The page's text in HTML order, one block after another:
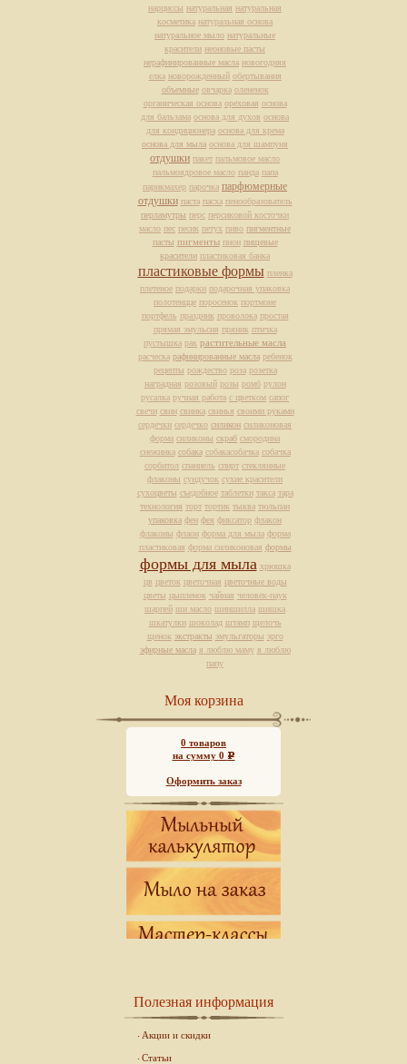
нарциссы натуральная натуральная
косметика натуральная основа
натуральное мыло натуральные
красители неоновые пасты
нерафинированные масла новогодняя
елка новорожденный обертывания
объемные овчарка олененок
органическая основа ореховая основа
для бальзама основа для духов основа
для кондиционера основа для крема
основа для мыла основа для шампуня
отдушки пакет пальмовое масло
пальмоядровое масло панда папа
парикмахер парочка парфюмерные
отдушки паста пасха пенообразователь
перламутры перс персиковой косточки
масло пес песик петух пиво пигментные
пасты пигменты пион пищевые
красители пластиковая банка
пластиковые формы пленка
плетеное подарки подарочная упаковка
полотенцце поросенок портмоне
портфель праздник проволока простая
прямая эмульсия пряник птичка
пустышка рак растительные масла
расческа рафинированные масла ребенок
рецепты рождество роза розетка
наградная розовый розы ромб рулон
русалка ручная работа с цветком сапог
свечи свин свинка свинья своими руками
сердечки сердечко силикон силиконовая
форма силиконы скраб смородина
снежинка собака собакасобачка собачка
сорбитол спаниель спирт стеклянные
флаконы сундучок сухие красители
сухоцветы съедобное таблетки такса тара
технология торт тортик тыква тюльпан
упаковка фен фея фиксатор флакон
флаконы флаон форма для мыла форма
пластиковая форма силиконовая формы
формы для мыла хрюшка
цв цветок цветочная цветочные воды
цветы цыпленок чайная человек-паук
шарпей ши масло шиншилла шишка
шкатулки шоколад штамп щелочь
щенок экстракты эмульгаторы эрго
эфирные масла я люблю маму я люблю
папу
Моя корзина
0 товаров
на сумму 0 Р
Оформить заказ
Полезная информация
Акции и скидки
Статьи